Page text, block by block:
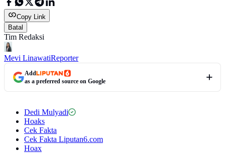
Copy Link
Batal
Tim Redaksi
Mevi LinawatiReporter
Add
as a preferred source on Google
Dedi Mulyadi
Hoaks
Cek Fakta
Cek Fakta Liputan6.com
Hoax